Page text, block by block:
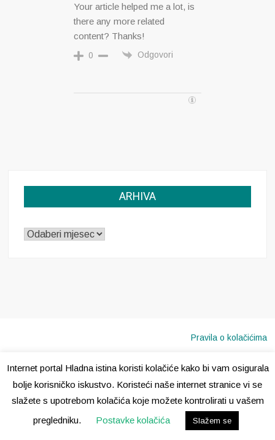
Your article helped me a lot, is
there any more related
content? Thanks!
0 Odgovori
ARHIVA
ARHIVA
Pravila o kolačićima
Internet portal Hladna istina koristi kolačiće kako bi vam osigurala
bolje korisničko iskustvo. Koristeći naše internet stranice vi se
slažete s upotrebom kolačića koje možete kontrolirati u vašem
pregledniku.
Postavke kolačića Slažem se
Copyright © 2020 · Sva prava pridržana · Hladna Istina